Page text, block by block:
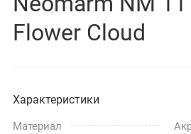
Flower Cloud
Характеристики
Материал